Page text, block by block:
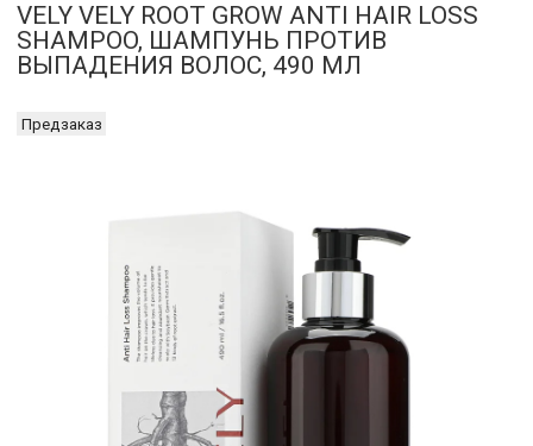
VELY VELY ROOT GROW ANTI HAIR LOSS
SHAMPOO, ШАМПУНЬ ПРОТИВ
ВЫПАДЕНИЯ ВОЛОС, 490 МЛ
Предзаказ